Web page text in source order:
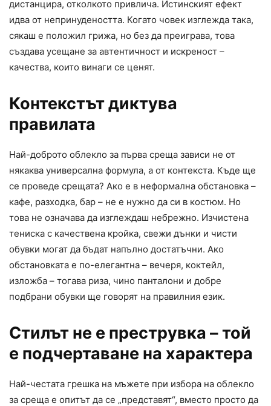
дистанцира, отколкото привлича. Истинският ефект
идва от непринудеността. Когато човек изглежда така,
сякаш е положил грижа, но без да преиграва, това
създава усещане за автентичност и искреност –
качества, които винаги се ценят.
Контекстът диктува
правилата
Най-доброто облекло за първа среща зависи не от
някаква универсална формула, а от контекста. Къде ще
се проведе срещата? Ако е в неформална обстановка –
кафе, разходка, бар – не е нужно да си в костюм. Но
това не означава да изглеждаш небрежно. Изчистена
тениска с качествена кройка, свежи дънки и чисти
обувки могат да бъдат напълно достатъчни. Ако
обстановката е по-елегантна – вечеря, коктейл,
изложба – тогава риза, чино панталони и добре
подбрани обувки ще говорят на правилния език.
Стилът не е преструвка – той
е подчертаване на характера
Най-честата грешка на мъжете при избора на облекло
за среща е опитът да се „представят“, вместо просто да